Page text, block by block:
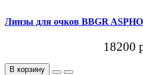
Линзы для очков BBGR
18200
В корзину